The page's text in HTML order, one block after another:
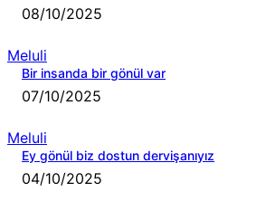
08/10/2025
Meluli
Bir insanda bir gönül var
07/10/2025
Meluli
Ey gönül biz dostun dervişanıyız
04/10/2025